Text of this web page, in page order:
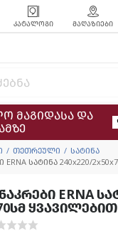
ᲙᲐᲢᲐᲚᲝᲒᲘ ᲛᲐᲦᲐᲖᲘᲔᲑᲘ
მაგიდასა და
თეთრეული
სატინა
სატინა 240x220/
ERNA
ყვავილებით